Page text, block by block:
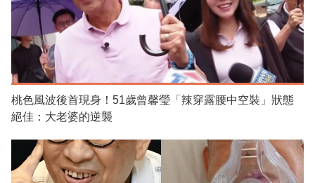
桃色風波後首現身！51歲曾馨瑩「辣穿露腰中空裝」狀態
絕佳：大老婆的逆襲